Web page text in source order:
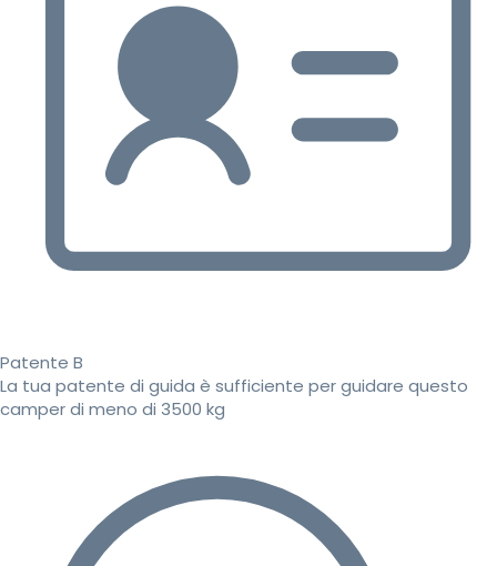
Patente B
La tua patente di guida è sufficiente per guidare questo
camper di meno di 3500 kg